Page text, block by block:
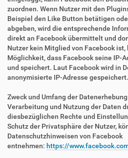
zuordnen. Wenn Nutzer mit den
Beispiel den Like Button betätigen
abgeben, wird die entsprechende
direkt an Facebook übermittelt und
Nutzer kein Mitglied von Facebook
Möglichkeit, dass Facebook seine IP-
und speichert. Laut Facebook wird in
anonymisierte IP-Adresse gespeichert.
Zweck und Umfang der
Verarbeitung und Nutzung der Daten
diesbezüglichen Rechte und
Schutz der Privatsphäre der Nutzer,
Datenschutzhinweisen von Facebook
entnehmen: https://